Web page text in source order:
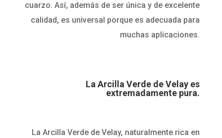
cuarzo. Así, además de ser única y de excelente
calidad, es universal porque es adecuada para
muchas aplicaciones.
La Arcilla Verde de Velay es
extremadamente pura.
La Arcilla Verde de Velay, naturalmente rica en